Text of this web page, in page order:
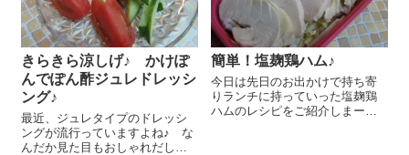
きらきら涼しげ♪ かけぽ
んでぽん酢ジュレドレッシ
ング♪
最近、ジュレタイプのドレッシ
ングが流行っていますよね♪ な
んだか見た目もおしゃれだし、
簡単！塩麹鶏ハム♪
今日は先日のお出かけで持ち寄
りランチに持っていった塩麹鶏
ハムのレシピをご紹介しまー